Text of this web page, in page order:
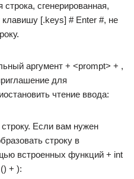
сгенерированная,
клавишу [.keys] # Enter #, не
аргумент + <prompt> + ,
для
чтение ввода:
Если вам нужен
строку в
встроенных функций + int
+ ):